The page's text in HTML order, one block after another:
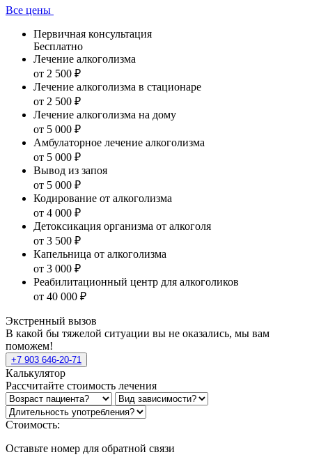
Все цены
Первичная консультация
Бесплатно
Лечение алкоголизма
от 2 500 ₽
Лечение алкоголизма в стационаре
от 2 500 ₽
Лечение алкоголизма на дому
от 5 000 ₽
Амбулаторное лечение алкоголизма
от 5 000 ₽
Вывод из запоя
от 5 000 ₽
Кодирование от алкоголизма
от 4 000 ₽
Детоксикация организма от алкоголя
от 3 500 ₽
Капельница от алкоголизма
от 3 000 ₽
Реабилитационный центр для алкоголиков
от 40 000 ₽
Экстренный вызов
В какой бы тяжелой ситуации вы не оказались, мы вам
поможем!
+7 903 646-20-71
Калькулятор
Рассчитайте стоимость лечения
Стоимость:
Оставьте номер для обратной связи